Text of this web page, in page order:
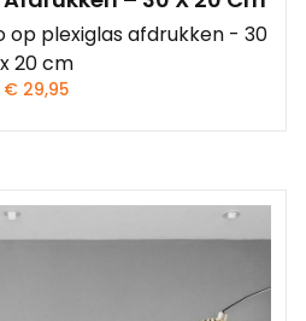
op plexiglas afdrukken - 30
x 20 cm
€ 29,95